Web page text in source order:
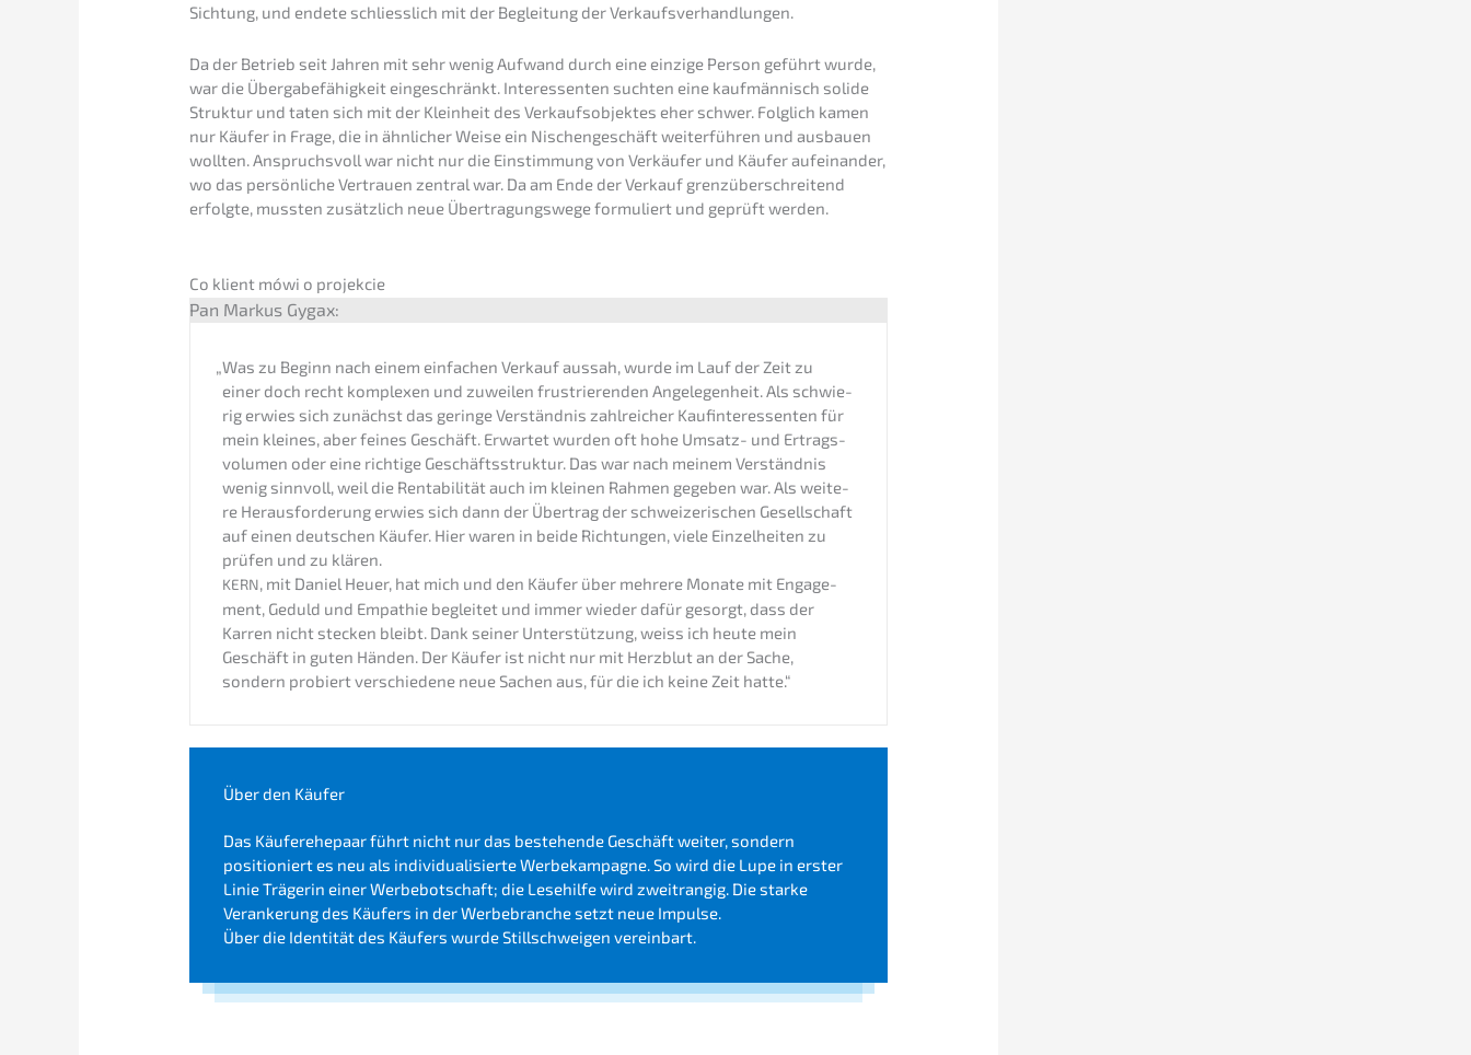
Sichtung, und endete schliess­lich mit der Beglei­tung der Verkaufsverhandlungen.
Da der Betrieb seit Jahren mit sehr wenig Aufwand durch eine einzi­ge Person geführt wurde,
war die Überga­be­fä­hig­keit einge­schränkt. Inter­es­sen­ten suchten eine kaufmän­nisch solide
Struk­tur und taten sich mit der Klein­heit des Verkaufs­ob­jek­tes eher schwer. Folglich kamen
nur Käufer in Frage, die in ähnli­cher Weise ein Nischen­ge­schäft weiter­füh­ren und ausbau­en
wollten. Anspruchs­voll war nicht nur die Einstim­mung von Verkäu­fer und Käufer aufein­an­der,
wo das persön­li­che Vertrau­en zentral war. Da am Ende der Verkauf grenz­über­schrei­tend
erfolg­te, mussten zusätz­lich neue Übertra­gungs­we­ge formu­liert und geprüft werden.
Co klient mówi o projekcie
Pan Markus Gygax:
„Was zu Beginn nach einem einfa­chen Verkauf aussah, wurde im Lauf der Zeit zu
einer doch recht komple­xen und zuwei­len frustrie­ren­den Angele­gen­heit. Als schwie­
rig erwies sich zunächst das gerin­ge Verständ­nis zahlrei­cher Kaufin­ter­es­sen­ten für
mein kleines, aber feines Geschäft. Erwar­tet wurden oft hohe Umsatz- und Ertrags­
vo­lu­men oder eine richti­ge Geschäfts­struk­tur. Das war nach meinem Verständ­nis
wenig sinnvoll, weil die Renta­bi­li­tät auch im kleinen Rahmen gegeben war. Als weite­
re Heraus­for­de­rung erwies sich dann der Übertrag der schwei­ze­ri­schen Gesell­schaft
auf einen deutschen Käufer. Hier waren in beide Richtun­gen, viele Einzel­hei­ten zu
prüfen und zu klären.
KERN, mit Daniel Heuer, hat mich und den Käufer über mehre­re Monate mit Engage­
ment, Geduld und Empathie beglei­tet und immer wieder dafür gesorgt, dass der
Karren nicht stecken bleibt. Dank seiner Unter­stüt­zung, weiss ich heute mein
Geschäft in guten Händen. Der Käufer ist nicht nur mit Herzblut an der Sache,
sondern probiert verschie­de­ne neue Sachen aus, für die ich keine Zeit hatte.“
Über den Käufer
Das Käufer­ehe­paar führt nicht nur das bestehen­de Geschäft weiter, sondern
positio­niert es neu als indivi­dua­li­sier­te Werbe­kam­pa­gne. So wird die Lupe in erster
Linie Träge­rin einer Werbe­bot­schaft; die Lesehil­fe wird zweit­ran­gig. Die starke
Veran­ke­rung des Käufers in der Werbe­bran­che setzt neue Impulse.
Über die Identi­tät des Käufers wurde Still­schwei­gen vereinbart.